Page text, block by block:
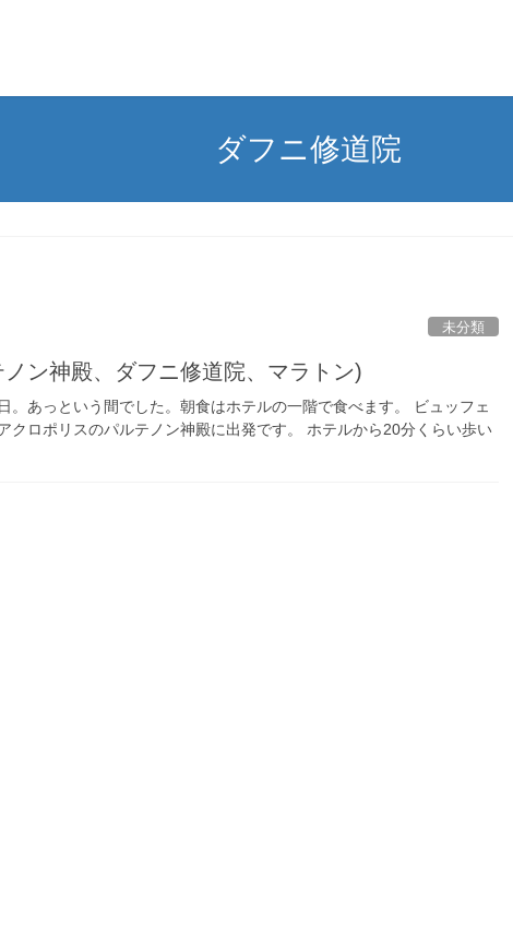
ダフニ修道院
未分類
ン神殿、ダフニ修道院、マラトン)
。あっという間でした。朝食はホテルの一階で食べます。 ビュッフェ
クロポリスのパルテノン神殿に出発です。 ホテルから20分くらい歩い